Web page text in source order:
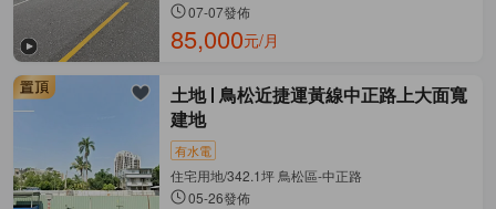
07-07發佈
85,000元/月
土地
鳥松近捷運黃線中正路上大面寬
建地
有水電
住宅用地/342.1坪 鳥松區-中正路
05-26發佈